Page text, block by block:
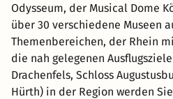
Odysseum, der Musical Dome
über 30 verschiedene Museen
Themenbereichen, der Rhein
die nah gelegenen
Drachenfels, Schloss
Hürth) in der Region werden